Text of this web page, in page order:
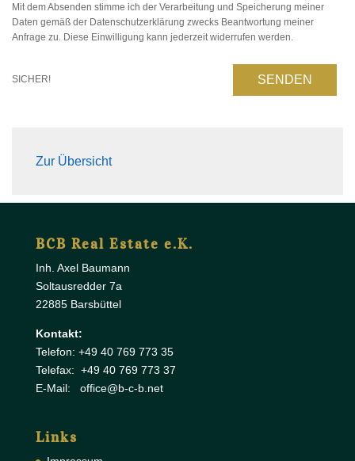
Mit dem Absenden stimme ich der Verarbeitung und Speicherung meiner
Daten gemäß der Datenschutzerklärung zwecks Beantwortung meiner
Anfrage zu. Diese Einwilligung kann jederzeit widerrufen werden.
SICHER! SENDEN
Zur Übersicht
BCB Real Estate e.K.
Inh. Axel Baumann
Soltausredder 7a
22885 Barsbüttel
Kontakt:
Telefon: +49 40 769 773 35
Telefax: +49 40 769 773 37
E-Mail: office@b-c-b.net
Links